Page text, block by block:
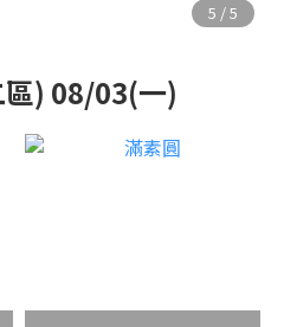
) 08/03(一)